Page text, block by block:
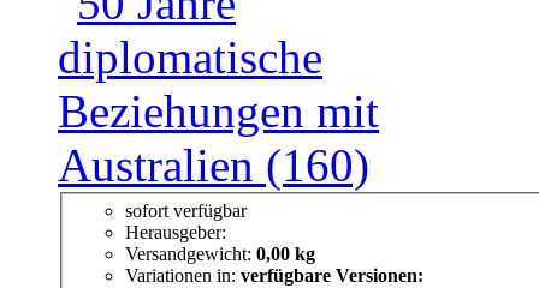
sofort verfügbar
Herausgeber:
Versandgewicht: 0,00 kg
Variationen in: verfügbare Versionen: